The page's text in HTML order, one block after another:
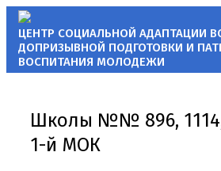
ЦЕНТР СОЦИАЛЬНОЙ АДАПТАЦИИ
ДОПРИЗЫВНОЙ ПОДГОТОВКИ И
ВОСПИТАНИЯ МОЛОДЕЖИ
Школы №№ 896, 1114,
1-й МОК